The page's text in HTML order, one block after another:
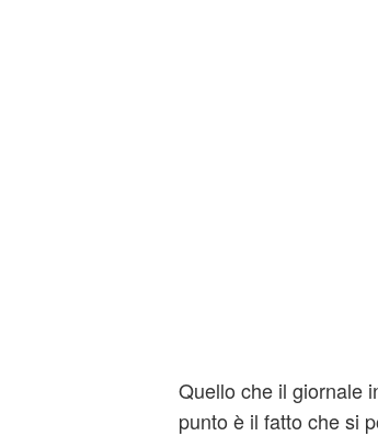
Quello che il giornale
punto è il fatto che si